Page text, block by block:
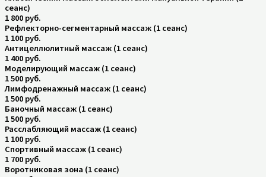
сеанс)
1 800 руб.
Рефлекторно-сегментарный массаж (1 сеанс)
1 100 руб.
Антицеллюлитный массаж (1 сеанс)
1 400 руб.
Моделирующий массаж (1 сеанс)
1 500 руб.
Лимфодренажный массаж (1 сеанс)
1 500 руб.
Баночный массаж (1 сеанс)
1 500 руб.
Расслабляющий массаж (1 сеанс)
1 100 руб.
Спортивный массаж (1 сеанс)
1 700 руб.
Воротниковая зона (1 сеанс)